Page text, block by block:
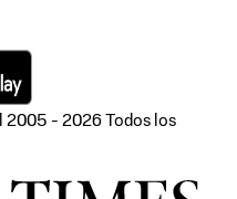
2005 - 2026 Todos los